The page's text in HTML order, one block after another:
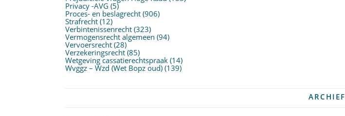
Privacy -AVG (5)
Proces- en beslagrecht (906)
Strafrecht (12)
Verbintenissenrecht (323)
Vermogensrecht algemeen (94)
Vervoersrecht (28)
Verzekeringsrecht (85)
Wetgeving cassatierechtspraak (14)
Wvggz – Wzd (Wet Bopz oud) (139)
ARCHIEF